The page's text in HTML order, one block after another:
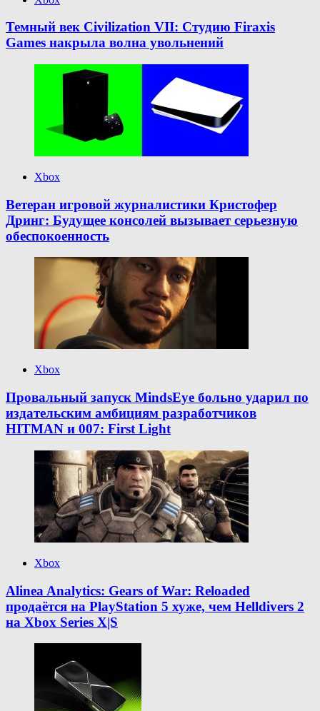
Темный век Civilization VII: Студию Firaxis
Games накрыла волна увольнений
Xbox
Ветеран игровой журналистики Кристофер
Дринг: Будущее консолей вызывает серьезную
обеспокоенность
Xbox
Провальный запуск MindsEye больно ударил по
издательским амбициям разработчиков
HITMAN и 007: First Light
Xbox
Alinea Analytics: Gears of War: Reloaded
продаётся на PlayStation 5 хуже, чем Helldivers 2
на Xbox Series X|S